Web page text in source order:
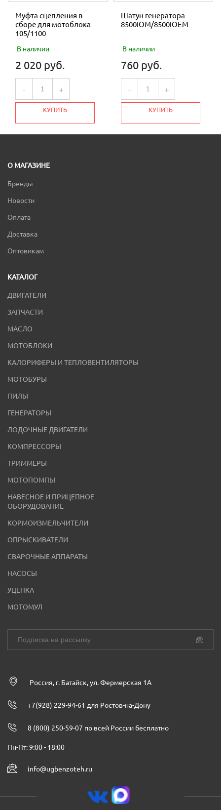
Муфта сцепления в
сборе для мотоблока
105/1100
В наличии
2 020 руб.
- +
КУПИТЬ
Шатун генератора
8500iOM/8500iOEM
В наличии
760 руб.
- +
КУПИТЬ
О МАГАЗИНЕ
Бренды
Новости
Оплата
Доставка
Оптовикам
КАТАЛОГ
ДВИГАТЕЛИ
ЗАПЧАСТИ
МАСЛО
МОТОБЛОКИ
КАЛОРИФЕРЫ И ТЕПЛОВЕНТИЛЯТОРЫ
МОТОБУРЫ
ПИЛЫ
ГЕНЕРАТОРЫ
ЛОДОЧНЫЕ ДВИГАТЕЛИ
КОМПРЕССОРЫ
ТРИММЕРЫ
МОТОПОМПЫ
НАВЕСНОЕ И ПРИЦЕПНОЕ
ОБОРУДОВАНИЕ
КОРМОИЗМЕЛЬЧИТЕЛИ
ОПРЫСКИВАТЕЛИ
СВАРОЧНЫЕ АППАРАТЫ
НАСОСЫ
УЦЕНКА
МОТОМУЛ
Россия, г. Батайск, ул. Фермерская 1А
+7(928) 229-94-61 для Ростов-на-Дону
8 (800) 250-59-07 по всей России бесплатно
Пн-Пт: 9:00 - 18:00
info@ugbenzoteh.ru